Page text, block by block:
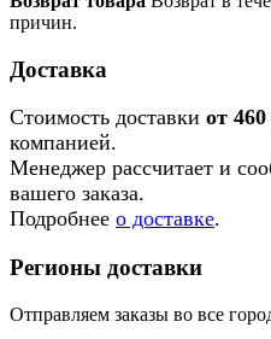
причин.
Доставка
Стоимость доставки от
компанией.
Менеджер рассчитает и
вашего заказа.
Подробнее о доставке.
Регионы доставки
Отправляем заказы во все